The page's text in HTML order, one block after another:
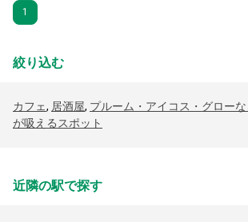
1
絞り込む
カフェ, 居酒屋, プルーム・アイコス・グロー
が吸えるスポット
近隣の駅で探す